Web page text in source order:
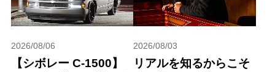
2026/08/06
【シボレー C-1500】
2026/08/03
リアルを知るからこそ